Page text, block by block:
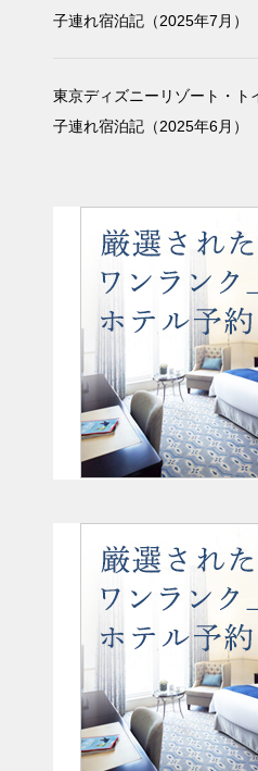
子連れ宿泊記（2025年7月）
東京ディズニーリゾート・ト
子連れ宿泊記（2025年6月）